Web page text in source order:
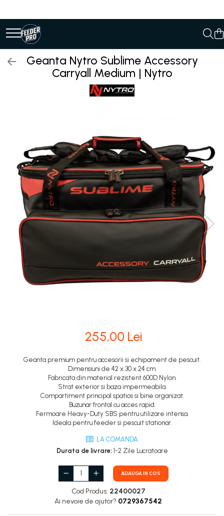
Geanta Nytro Sublime Accessory
Carryall Medium | Nytro
255,00 Lei
Geanta premium pentru accesorii si echipament de pescuit.
Dimensiuni de 42 x 30 x 24 cm.
Fabricata din material rezistent 600D Nylon.
Strat exterior si baza impermeabila.
Compartiment principal spatios si bine organizat.
Buzunar frontal cu acces rapid.
Fermoare Heavy-Duty SBS pentru utilizare intensa.
Ideala pentru feeder si pescuit stationar.
LA COMANDA
Durata de livrare:1-2 Zile Lucratoare
ADAUGA IN COS
Cod Produs: 22400027
Ai nevoie de ajutor? 0729367542